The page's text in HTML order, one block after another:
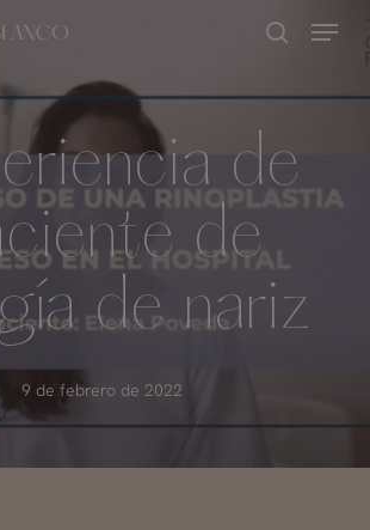
Menu
de
de
de nariz
9 de febrero de 2022